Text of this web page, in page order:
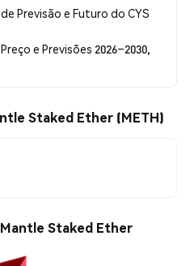
Previsão e Futuro do CYS
e Previsões 2026–2030,
Staked Ether (METH)
Staked Ether